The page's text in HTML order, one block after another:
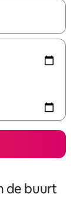
je een keuze
de buurt